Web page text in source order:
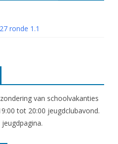
ronde 1.1
van schoolvakanties
tot 20:00 jeugdclubavond.
jeugdpagina.